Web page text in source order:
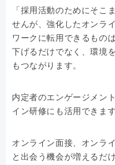
「採用活動のためにそこ
せんが、強化したオンラ
ワークに転用できるもの
下げるだけでなく、環境
もつながります。
内定者のエンゲージメン
イン研修にも活用できます
オンライン面接、オンラ
と出会う機会が増えるだ